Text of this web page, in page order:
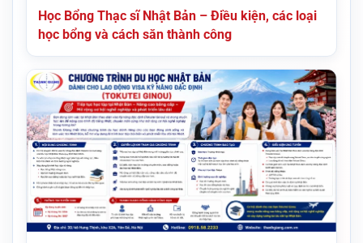
Học Bổng Thạc sĩ Nhật Bản – Điều kiện, các loại
học bổng và cách săn thành công